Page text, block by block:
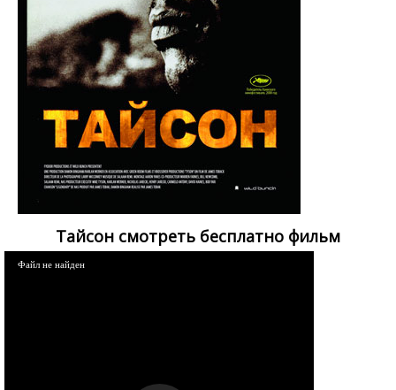
Тайсон смотреть бесплатно фильм
Файл не найден